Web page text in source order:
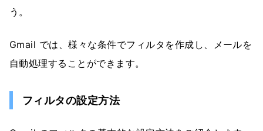
う。
Gmail では、様々な条件でフィルタを作成し、メールを
自動処理することができます。
フィルタの設定方法